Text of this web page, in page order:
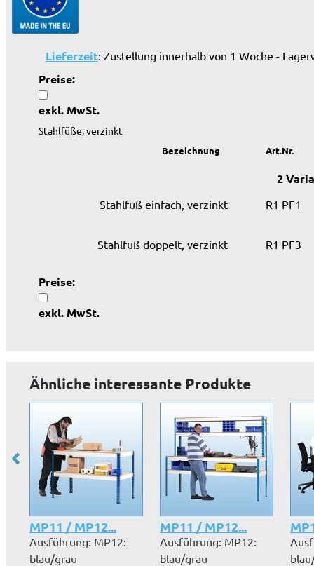
Lieferzeit: Zustellung innerhalb von 1 Woche -
Preise:
exkl. MwSt.
Stahlfüße, verzinkt
Bezeichnung Art.Nr.
2
Stahlfuß einfach, verzinkt R1 PF1
Stahlfuß doppelt, verzinkt R1 PF3
Preise:
exkl. MwSt.
Ähnliche interessante Produkte
MP11 / MP12...
Ausführung: MP12:
blau/grau
MP11 / MP12...
Ausführung: MP12:
blau/grau